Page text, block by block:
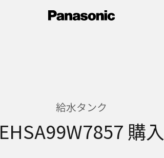
給水タンク
EHSA99W7857 購入